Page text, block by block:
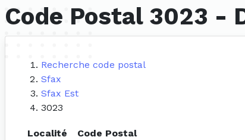
Code Postal 3023 -
Recherche code postal
Sfax
Sfax Est
3023
Localité
Code Postal